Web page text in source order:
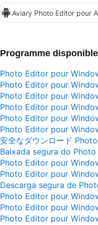
Aviary Photo Editor pour
Programme
Photo Editor pour
Photo Editor pour
Photo Editor pour
Photo Editor pour
Photo Editor pour
Photo Editor pour
安全なダウンロード
Baixada segura do
Photo Editor pour
Photo Editor pour
Descarga segura de
Photo Editor pour
Photo Editor pour